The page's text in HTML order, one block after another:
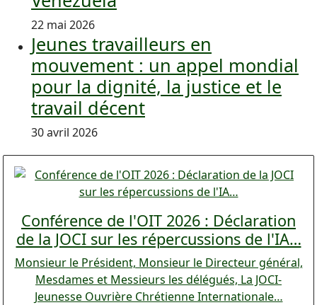
22 mai 2026
Jeunes travailleurs en
mouvement : un appel mondial
pour la dignité, la justice et le
travail décent
30 avril 2026
Conférence de l'OIT 2026 : Déclaration
de la JOCI sur les répercussions de l'IA…
Monsieur le Président, Monsieur le Directeur général,
Mesdames et Messieurs les délégués, La JOCI-
Jeunesse Ouvrière Chrétienne Internationale…